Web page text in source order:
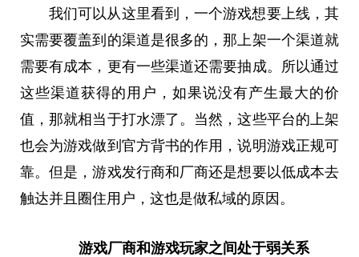
我们可以从这里看到，一个游戏想要上线，其
实需要覆盖到的渠道是很多的，那上架一个渠道就
需要有成本，更有一些渠道还需要抽成。所以通过
这些渠道获得的用户，如果说没有产生最大的价
值，那就相当于打水漂了。当然，这些平台的上架
也会为游戏做到官方背书的作用，说明游戏正规可
靠。但是，游戏发行商和厂商还是想要以低成本去
触达并且圈住用户，这也是做私域的原因。
游戏厂商和游戏玩家之间处于弱关系